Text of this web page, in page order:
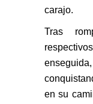
carajo.
Tras
en su